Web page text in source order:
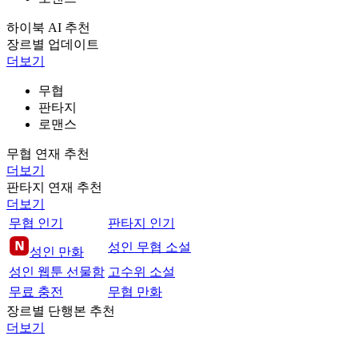
하이북 AI 추천
장르별 업데이트
더보기
무협
판타지
로맨스
무협 연재 추천
더보기
판타지 연재 추천
더보기
무협 인기
판타지 인기
성인 만화
성인 무협 소설
성인 웹툰 선물함 고수위 소설
무료 충전
무협 만화
장르별 단행본 추천
더보기